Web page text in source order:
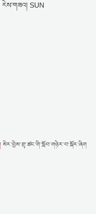
རེས་གཟའ། SUN
སེར་བྱེས་གྲྭ་ཚང་གི་སློབ་གཉེར་བ་སྐོར་ཞིག